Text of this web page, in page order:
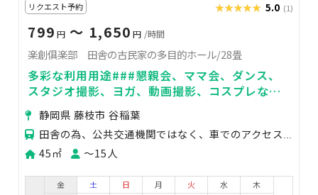
リクエスト予約 ★★★★★
★★★★★ 5.0 (1)
799 円 〜 1,650 円 /時間
楽創俱楽部 田舎の古民家の多目的ホール/28畳
多彩な利用用途###懇親会、ママ会、ダンス、
スタジオ撮影、ヨガ、動画撮影、コスプレな
ど、幅広い用途でご利用いただけます。
静岡県 藤枝市 谷稲葉
45㎡ 〜15人
金
土
日
月
火
水
木